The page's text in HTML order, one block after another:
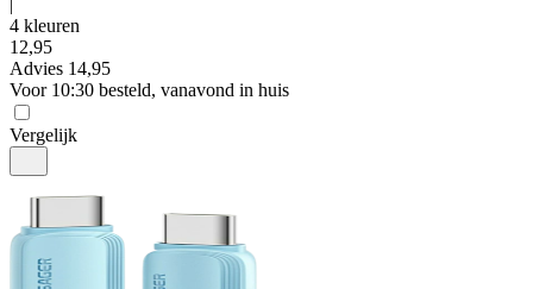
|
4 kleuren
12,95
Advies 14,95
Voor 10:30 besteld, vanavond in huis
Vergelijk